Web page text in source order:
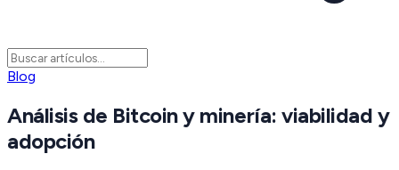
Blog
Análisis de Bitcoin y minería: viabilidad y
adopción